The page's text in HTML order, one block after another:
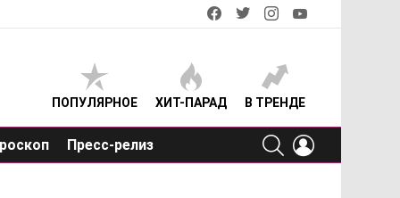
facebooktwitterinstagram
ПОПУЛЯРНОЕ ХИТ-ПАРАД В ТРЕНДЕ
Пресс-релиз
SEARCH